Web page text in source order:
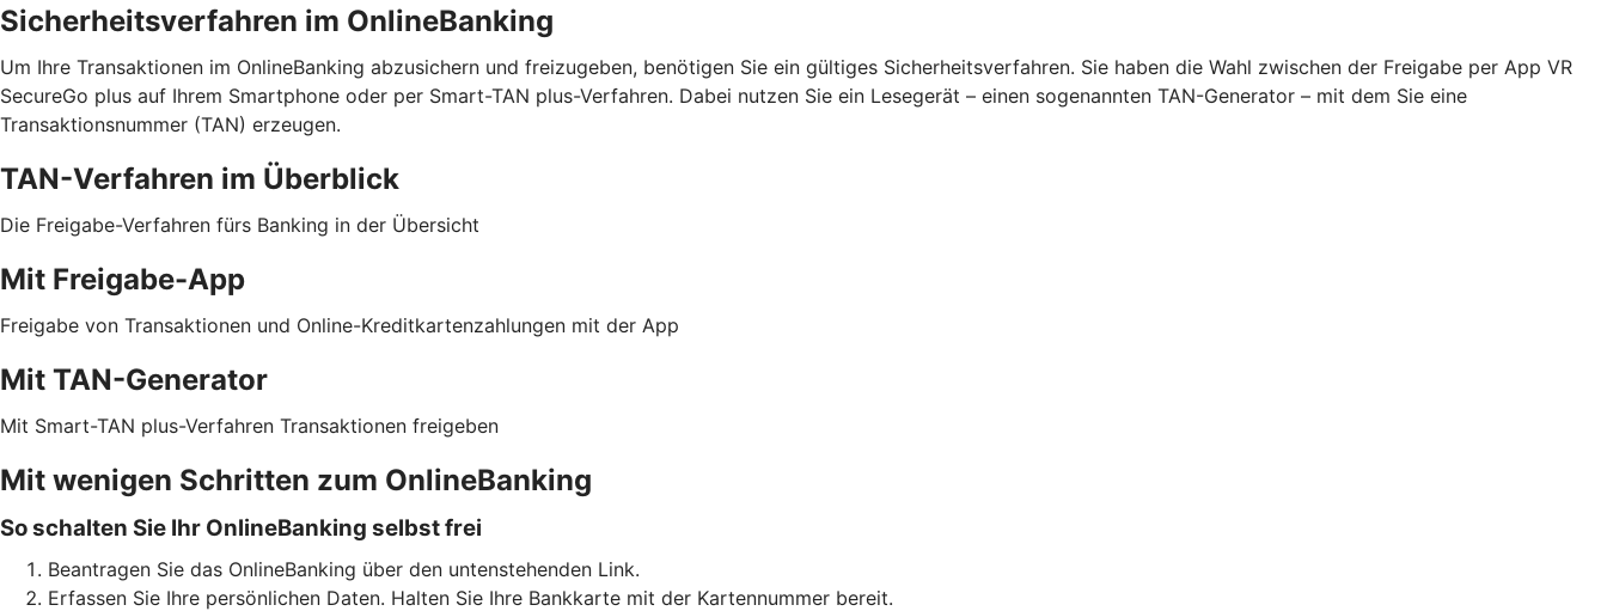
Sicherheitsverfahren im OnlineBanking
Um Ihre Transaktionen im OnlineBanking abzusichern und freizugeben, benötigen Sie ein gültiges Sicherheitsverfahren. Sie haben die Wahl zwischen der Freigabe per App VR
SecureGo plus auf Ihrem Smartphone oder per Smart-TAN plus-Verfahren. Dabei nutzen Sie ein Lesegerät – einen sogenannten TAN-Generator – mit dem Sie eine
Transaktionsnummer (TAN) erzeugen.
TAN-Verfahren im Überblick
Die Freigabe-Verfahren fürs Banking in der Übersicht
Mit Freigabe-App
Freigabe von Transaktionen und Online-Kreditkartenzahlungen mit der App
Mit TAN-Generator
Mit Smart-TAN plus-Verfahren Transaktionen freigeben
Mit wenigen Schritten zum OnlineBanking
So schalten Sie Ihr OnlineBanking selbst frei
Beantragen Sie das OnlineBanking über den untenstehenden Link.
Erfassen Sie Ihre persönlichen Daten. Halten Sie Ihre Bankkarte mit der Kartennummer bereit.